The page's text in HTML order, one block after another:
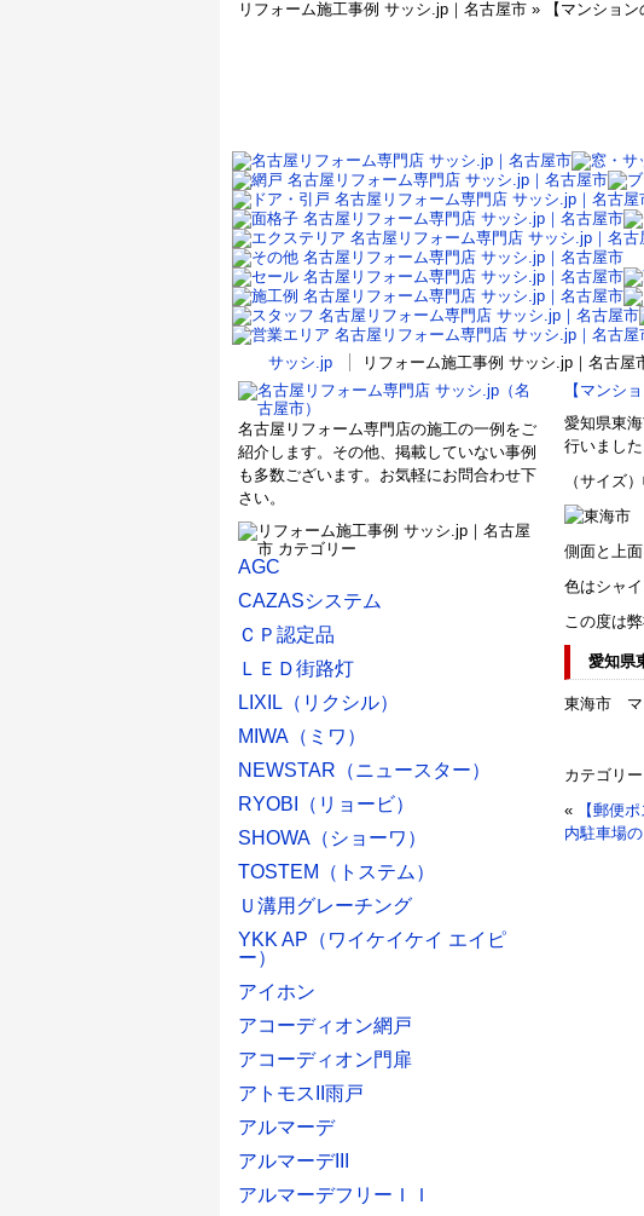
リフォーム施工事例 サッシ.jp｜名古屋市 » 【マンショ
サッシ.jp
リフォーム施工事例 サッシ.jp｜名古
【マンシ
愛知県東
行いました
（サイズ
側面と上
色はシャ
この度は
愛知県
東海市 マ
カテゴリー
«
【郵便
内駐車場
名古屋リフォーム専門店の施工の一例をご
紹介します。その他、掲載していない事例
も多数ございます。お気軽にお問合わせ下
さい。
AGC
CAZASシステム
ＣＰ認定品
ＬＥＤ街路灯
LIXIL（リクシル）
MIWA（ミワ）
NEWSTAR（ニュースター）
RYOBI（リョービ）
SHOWA（ショーワ）
TOSTEM（トステム）
Ｕ溝用グレーチング
YKK AP（ワイケイケイ エイピ
ー）
アイホン
アコーディオン網戸
アコーディオン門扉
アトモスII雨戸
アルマーデ
アルマーデIII
アルマーデフリーＩＩ